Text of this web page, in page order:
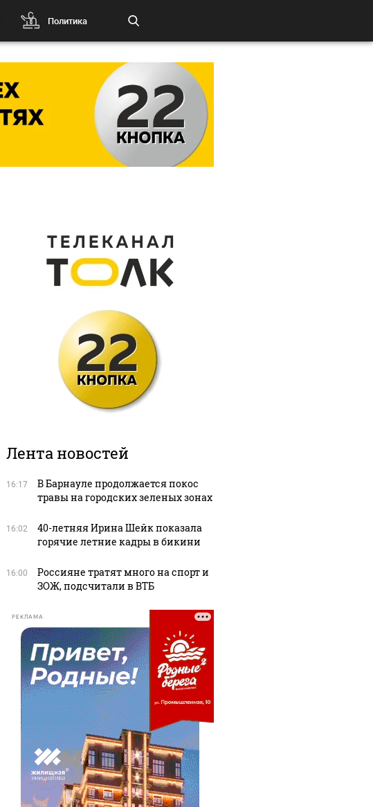
Политика
Лента новостей
16:17
В Барнауле продолжается покос
травы на городских зеленых зонах
16:02
40-летняя Ирина Шейк показала
горячие летние кадры в бикини
16:00
Россияне тратят много на спорт и
ЗОЖ, подсчитали в ВТБ
РЕКЛАМА